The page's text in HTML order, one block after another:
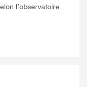
l’observatoire